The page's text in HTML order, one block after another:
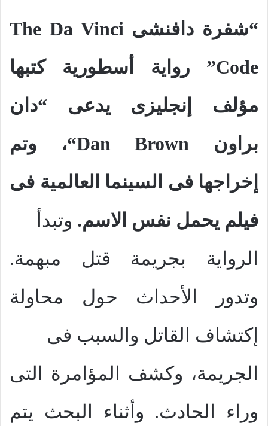
“شفرة دافنشى The Da Vinci
Code” رواية أسطورية كتبها
مؤلف إنجليزى يدعى “دان
براون Dan Brown“، وتم
إخراجها فى السينما العالمية فى
فيلم يحمل نفس الاسم. وتبدأ
الرواية بجريمة قتل مبهمة.
وتدور الأحداث حول محاولة
إكتشاف القاتل والسبب فى
الجريمة، وكشف المؤامرة التى
وراء الحادث. وأثناء البحث يتم